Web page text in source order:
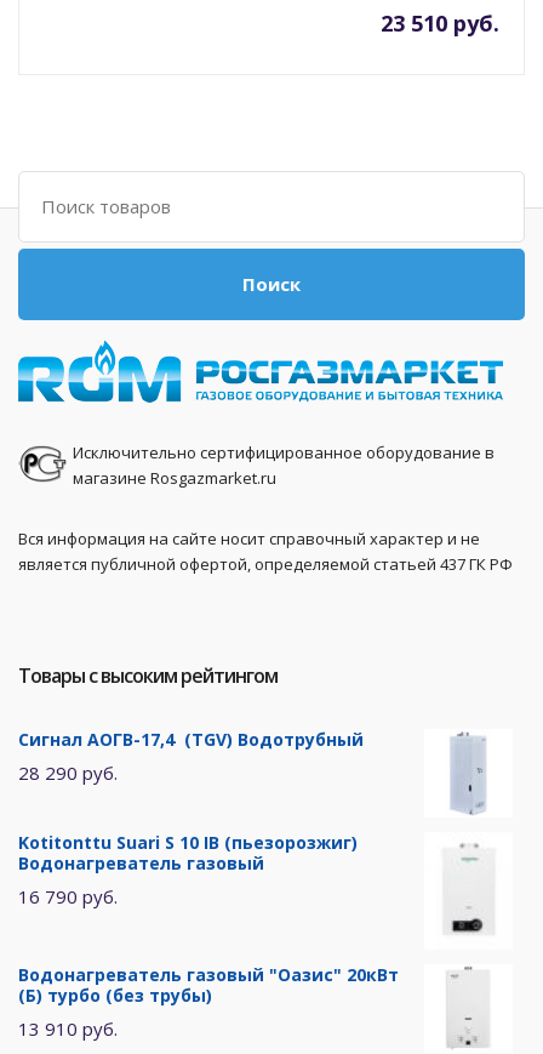
23 510 руб.
Поиск
Поиск
Исключительно сертифицированное оборудование в
магазине Rosgazmarket.ru
Вся информация на сайте носит справочный характер и не
является публичной офертой, определяемой статьей 437 ГК РФ
Товары с высоким рейтингом
Сигнал АОГВ-17,4 (TGV) Водотрубный
28 290 руб.
Kotitonttu Suari S 10 IB (пьезорозжиг)
Водонагреватель газовый
16 790 руб.
Водонагреватель газовый "Оазис" 20кВт
(Б) турбо (без трубы)
13 910 руб.